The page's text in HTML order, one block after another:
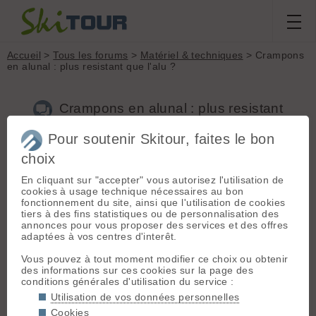
Accueil >Tous les forums > Matériel & techniques > Crampons
en alunal : plus resistant que l'alu ?
Crampons en alunal : plus resistant
H
Herve [54posts] - Le 24/02/2007 11:18
Salut,
Quelqu'un a-t-il déjà testé des crampons en "alunal", alliage
J'ai trouvé deux modèles :
Dynafit TLT Superlite . Le poids annoncé sur cette page (300
g) me paraît tellement faible que je me demande si ce n'est
pas le poids d'uncrampon ?
Salewa Alunal Walk
Pour soutenir Skitour, faites le bon
choix
En cliquant sur "accepter" vous autorisez l'utilisation de
cookies à usage technique nécessaires au bon
fonctionnement du site, ainsi que l'utilisation de cookies
tiers à des fins statistiques ou de personnalisation des
annonces pour vous proposer des services et des offres
adaptées à vos centres d'interêt.
Vous pouvez à tout moment modifier ce choix ou obtenir
des informations sur ces cookies sur la page des
conditions générales d'utilisation du service :
Utilisation de vos données personnelles
Cookies